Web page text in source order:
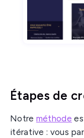
Étapes de
Notre méthode
itérative : vous